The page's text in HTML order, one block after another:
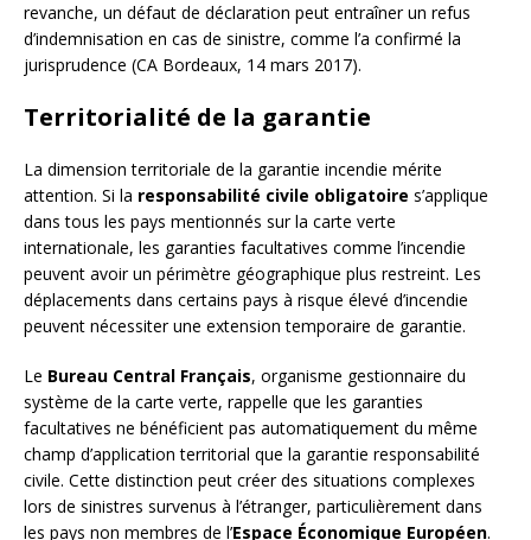
revanche, un défaut de déclaration peut entraîner un refus
d’indemnisation en cas de sinistre, comme l’a confirmé la
jurisprudence (CA Bordeaux, 14 mars 2017).
Territorialité de la garantie
La dimension territoriale de la garantie incendie mérite
attention. Si la responsabilité civile obligatoire s’applique
dans tous les pays mentionnés sur la carte verte
internationale, les garanties facultatives comme l’incendie
peuvent avoir un périmètre géographique plus restreint. Les
déplacements dans certains pays à risque élevé d’incendie
peuvent nécessiter une extension temporaire de garantie.
Le Bureau Central Français, organisme gestionnaire du
système de la carte verte, rappelle que les garanties
facultatives ne bénéficient pas automatiquement du même
champ d’application territorial que la garantie responsabilité
civile. Cette distinction peut créer des situations complexes
lors de sinistres survenus à l’étranger, particulièrement dans
les pays non membres de l’Espace Économique Européen.